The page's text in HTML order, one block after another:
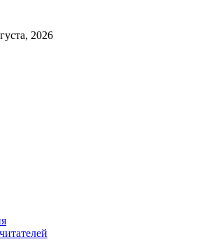
2026